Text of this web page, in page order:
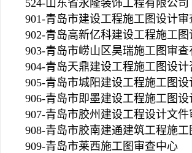
524-山东省永隆装饰工程有限公司
901-青岛市建设工程施工图设计审
902-青岛高新亿科建设工程施工
903-青岛市崂山区昊瑞施工图审查
904-青岛天鼎建设工程施工图设计
905-青岛市城阳建设工程施工图
906-青岛市即墨建设工程施工图
907-青岛市胶州建设工程设计文
908-青岛市胶南建通建筑工程施
909-青岛市莱西施工图审查中心